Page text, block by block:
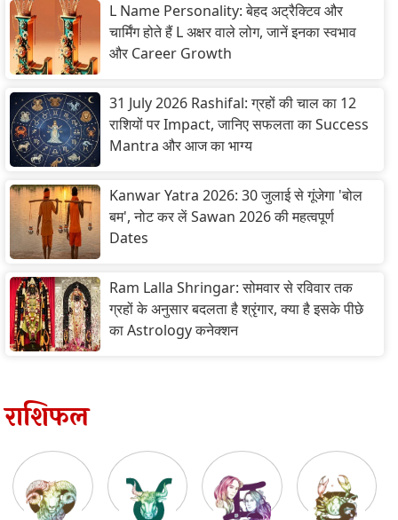
L Name Personality: बेहद अट्रैक्टिव और
चार्मिंग होते हैं L अक्षर वाले लोग, जानें इनका स्वभाव
और Career Growth
31 July 2026 Rashifal: ग्रहों की चाल का 12
राशियों पर Impact, जानिए सफलता का Success
Mantra और आज का भाग्य
Kanwar Yatra 2026: 30 जुलाई से गूंजेगा 'बोल
बम', नोट कर लें Sawan 2026 की महत्वपूर्ण
Dates
Ram Lalla Shringar: सोमवार से रविवार तक
ग्रहों के अनुसार बदलता है श्रृंगार, क्या है इसके पीछे
का Astrology कनेक्शन
राशिफल